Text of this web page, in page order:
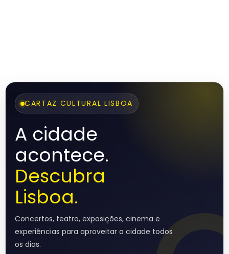
CARTAZ CULTURAL LISBOA
A cidade
acontece.
Descubra
Lisboa.
Concertos, teatro, exposições, cinema e
experiências para aproveitar a cidade todos
os dias.